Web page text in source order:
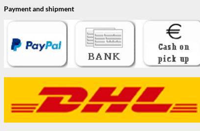
Payment and shipment